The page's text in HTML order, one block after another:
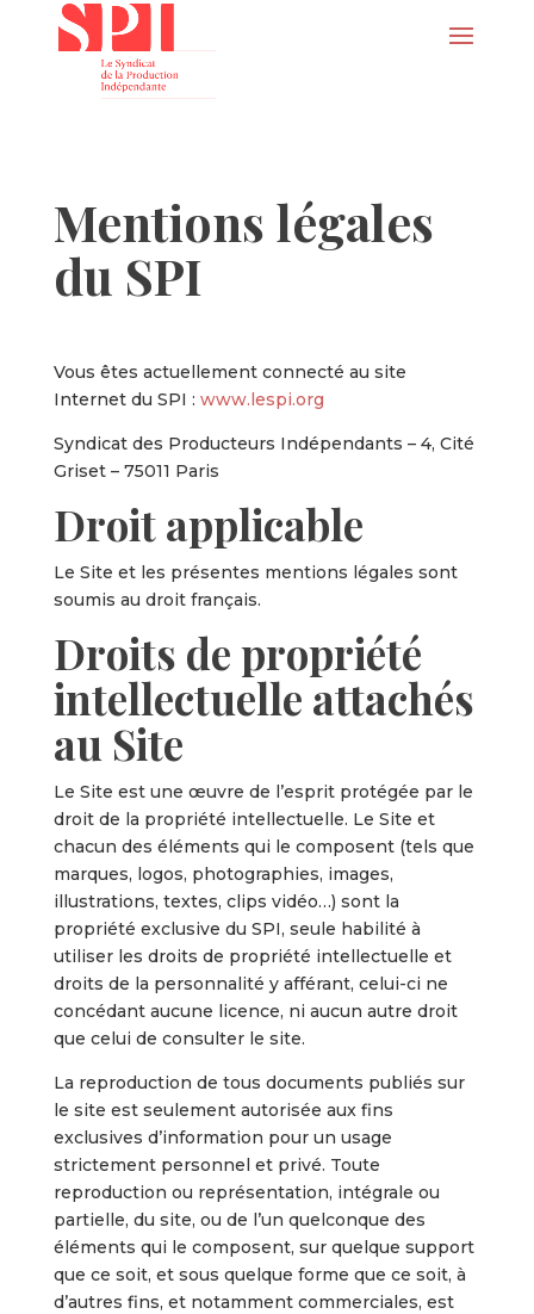
Mentions légales
du SPI
Vous êtes actuellement connecté au site
Internet du SPI : www.lespi.org
Syndicat des Producteurs Indépendants – 4, Cité
Griset – 75011 Paris
Droit applicable
Le Site et les présentes mentions légales sont
soumis au droit français.
Droits de propriété
intellectuelle attachés
au Site
Le Site est une œuvre de l’esprit protégée par le
droit de la propriété intellectuelle. Le Site et
chacun des éléments qui le composent (tels que
marques, logos, photographies, images,
illustrations, textes, clips vidéo…) sont la
propriété exclusive du SPI, seule habilité à
utiliser les droits de propriété intellectuelle et
droits de la personnalité y afférant, celui-ci ne
concédant aucune licence, ni aucun autre droit
que celui de consulter le site.
La reproduction de tous documents publiés sur
le site est seulement autorisée aux fins
exclusives d’information pour un usage
strictement personnel et privé. Toute
reproduction ou représentation, intégrale ou
partielle, du site, ou de l’un quelconque des
éléments qui le composent, sur quelque support
que ce soit, et sous quelque forme que ce soit, à
d’autres fins, et notamment commerciales, est